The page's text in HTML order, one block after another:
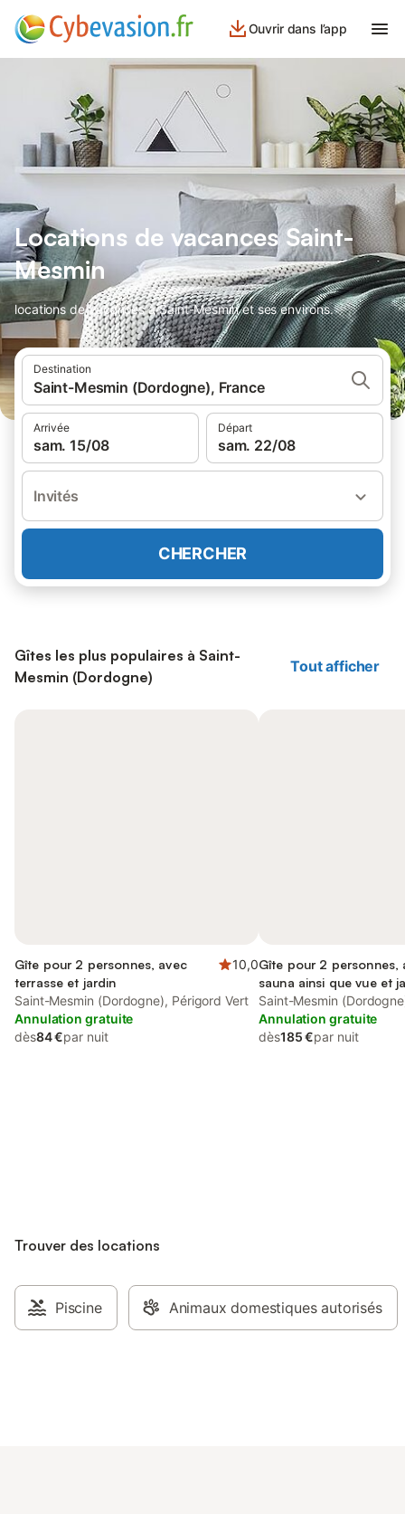
Ouvrir dans l’app
Locations de vacances Saint-
Mesmin
locations de vacances à Saint-Mesmin et ses environs.
Destination
Saint-Mesmin (Dordogne), France
Arrivée
sam. 15/08
Départ
sam. 22/08
Invités
CHERCHER
Gîtes les plus populaires à Saint-
Mesmin (Dordogne)
Tout afficher
Gîte pour 2 personnes, avec
terrasse et jardin
10,0
Saint-Mesmin (Dordogne), Périgord Vert
Annulation gratuite
dès84 €par nuit
Gîte pour 2 personnes,
sauna ainsi que vue et
Saint-Mesmin
Annulation gratuite
dès185 €par nuit
Trouver des locations
Piscine Animaux domestiques autorisés